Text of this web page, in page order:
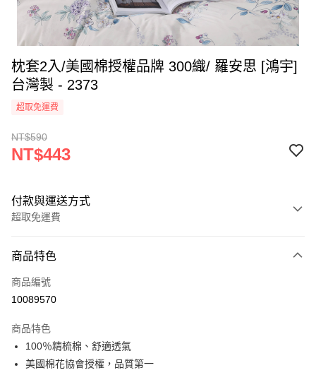
枕套2入/美國棉授權品牌 300織/ 羅安思 [鴻宇]
台灣製 - 2373
超取免運費
NT$590
NT$443
付款與運送方式
超取免運費
信用卡一次付款
超商取貨付款
Apple Pay
悠遊付
商品特色
商品編號
10089570
商品特色
100％精梳棉、舒適透氣
美國棉花協會授權，品質第一